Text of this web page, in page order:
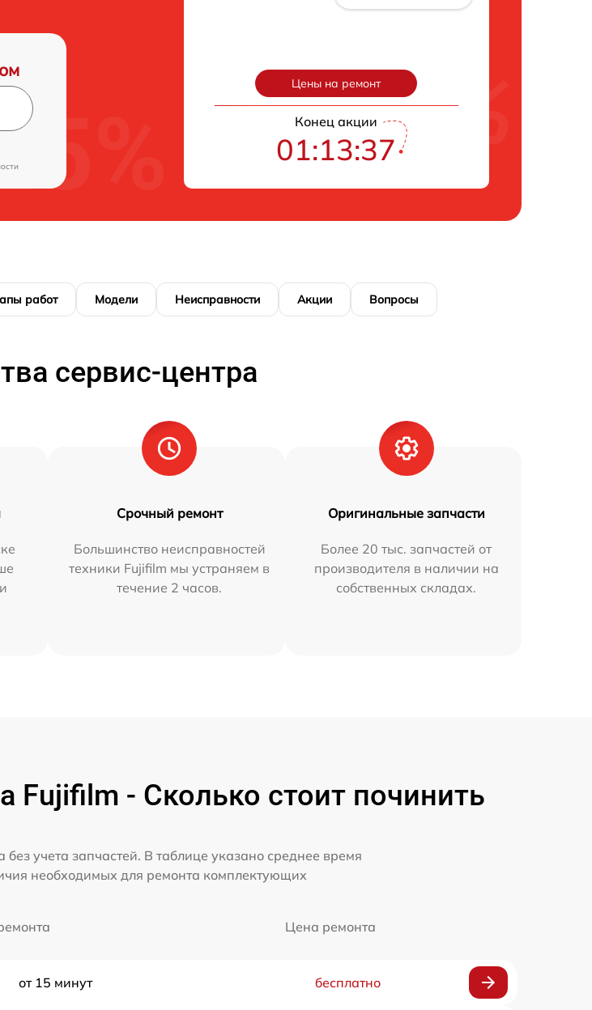
Цены на ремонт
Конец акции
01:13:36
работ Модели Неисправности Акции Вопросы
сервис-центра
Срочный ремонт
Большинство неисправностей
техники Fujifilm мы устраняем в
течение 2 часов.
Оригинальные запчасти
Более 20 тыс. запчастей от
производителя в наличии на
собственных складах.
Fujifilm - Сколько стоит починить
учета запчастей. В таблице указано среднее время
необходимых для ремонта комплектующих
Цена ремонта
от 15 минут бесплатно